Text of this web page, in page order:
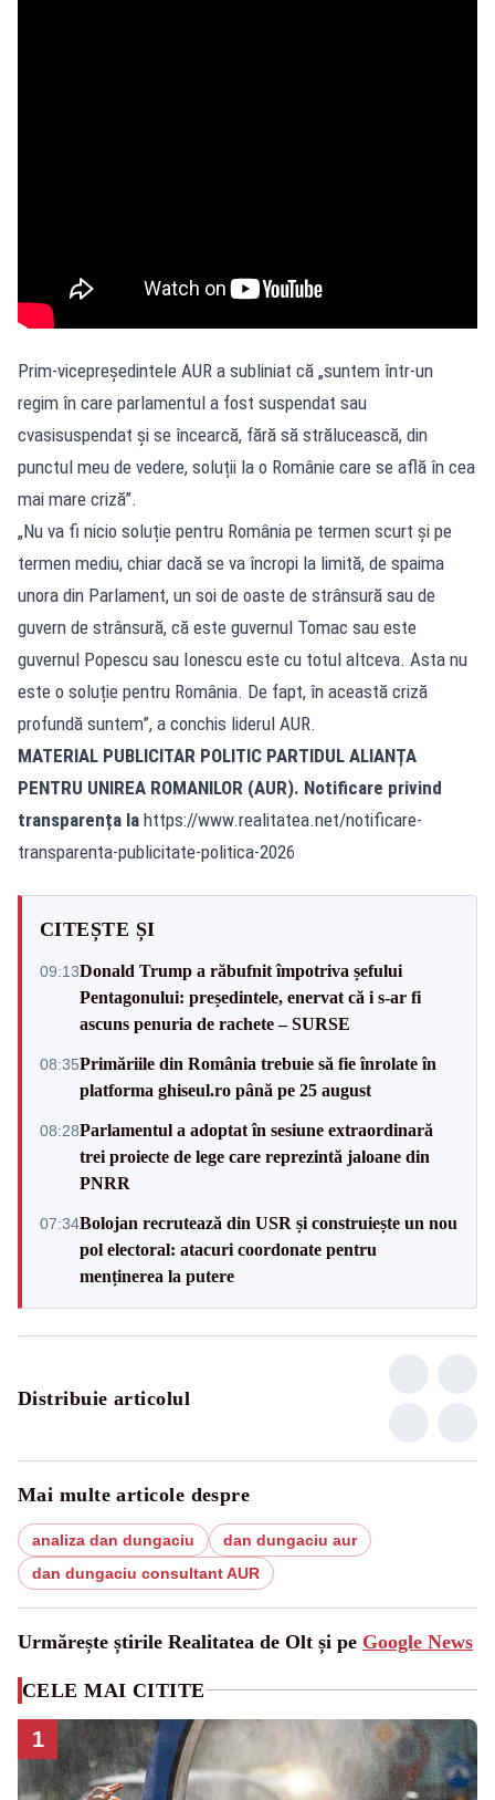
Prim-vicepreședintele AUR a subliniat că „suntem într-un
regim în care parlamentul a fost suspendat sau
cvasisuspendat și se încearcă, fără să strălucească, din
punctul meu de vedere, soluții la o Românie care se află în cea
mai mare criză”.
„Nu va fi nicio soluție pentru România pe termen scurt și pe
termen mediu, chiar dacă se va încropi la limită, de spaima
unora din Parlament, un soi de oaste de strânsură sau de
guvern de strânsură, că este guvernul Tomac sau este
guvernul Popescu sau Ionescu este cu totul altceva. Asta nu
este o soluție pentru România. De fapt, în această criză
profundă suntem”, a conchis liderul AUR.
MATERIAL PUBLICITAR POLITIC PARTIDUL ALIANȚA
PENTRU UNIREA ROMANILOR (AUR). Notificare privind
transparența la https://www.realitatea.net/notificare-
transparenta-publicitate-politica-2026
CITEȘTE ȘI
09:13Donald Trump a răbufnit împotriva șefului
Pentagonului: președintele, enervat că i s-ar fi
ascuns penuria de rachete – SURSE
08:35Primăriile din România trebuie să fie înrolate în
platforma ghiseul.ro până pe 25 august
08:28Parlamentul a adoptat în sesiune extraordinară
trei proiecte de lege care reprezintă jaloane din
PNRR
07:34Bolojan recrutează din USR și construiește un nou
pol electoral: atacuri coordonate pentru
menținerea la putere
Distribuie articolul
Mai multe articole despre
analiza dan dungaciu
dan dungaciu aur
dan dungaciu consultant AUR
Urmărește știrile Realitatea de Olt și pe Google News
CELE MAI CITITE
1